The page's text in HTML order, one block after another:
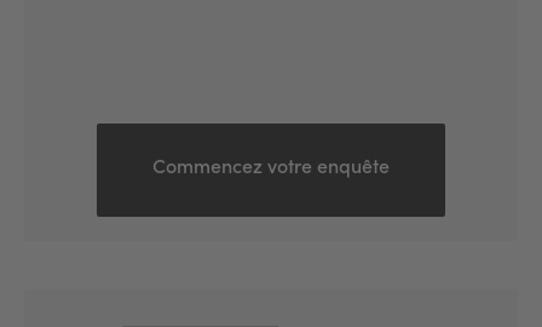
Commencez votre enquête